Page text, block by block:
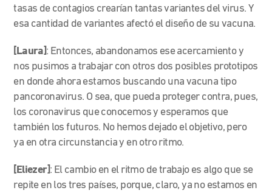
tasas de contagios crearían tantas variantes del virus. Y
esa cantidad de variantes afectó el diseño de su vacuna.
[Laura]: Entonces, abandonamos ese acercamiento y
nos pusimos a trabajar con otros dos posibles prototipos
en donde ahora estamos buscando una vacuna tipo
pancoronavirus. O sea, que pueda proteger contra, pues,
los coronavirus que conocemos y esperamos que
también los futuros. No hemos dejado el objetivo, pero
ya en otra circunstancia y en otro ritmo.
[Eliezer]: El cambio en el ritmo de trabajo es algo que se
repite en los tres países, porque, claro, ya no estamos en